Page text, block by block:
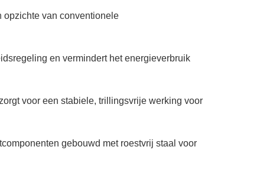
opzichte van conventionele
en vermindert het energieverbruik
voor een stabiele, trillingsvrije werking voor
gebouwd met roestvrij staal voor